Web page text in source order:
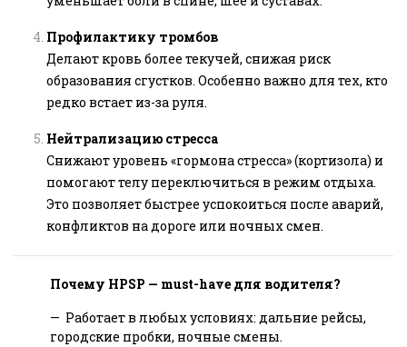
Профилактику тромбов
Делают кровь более текучей, снижая риск
образования сгустков. Особенно важно для тех, кто
редко встает из-за руля.
Нейтрализацию стресса
Снижают уровень «гормона стресса» (кортизола) и
помогают телу переключиться в режим отдыха.
Это позволяет быстрее успокоиться после аварий,
конфликтов на дороге или ночных смен.
Почему HPSP — must-have для водителя?
— Работает в любых условиях: дальние рейсы,
городские пробки, ночные смены.